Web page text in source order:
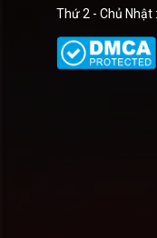
Thứ 2 - Chủ Nhật